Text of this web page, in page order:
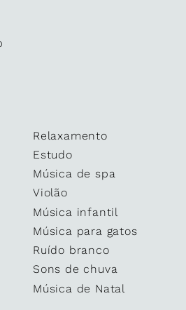
Relaxamento
Estudo
Música de spa
Violão
Música infantil
Música para gatos
Ruído branco
Sons de chuva
Música de Natal